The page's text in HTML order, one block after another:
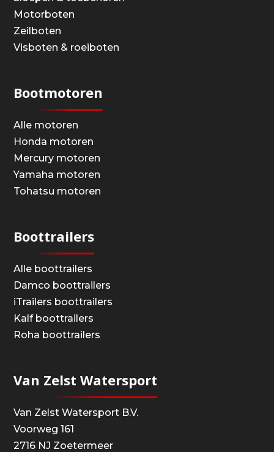
Motorboten
Zeilboten
Visboten & roeiboten
Bootmotoren
Alle motoren
Honda motoren
Mercury motoren
Yamaha motoren
Tohatsu motoren
Boottrailers
Alle boottrailers
Damco boottrailers
iTrailers boottrailers
Kalf boottrailers
Roha boottrailers
Van Zelst Watersport
Van Zelst Watersport B.V.
Voorweg 161
2716 NJ Zoetermeer